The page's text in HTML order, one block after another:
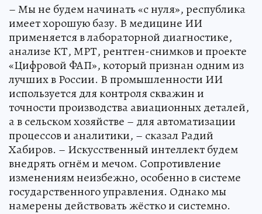
– Мы не будем начинать «с нуля», республика
имеет хорошую базу. В медицине ИИ
применяется в лабораторной диагностике,
анализе КТ, МРТ, рентген-снимков и проекте
«Цифровой ФАП», который признан одним из
лучших в России. В промышленности ИИ
используется для контроля скважин и
точности производства авиационных деталей,
а в сельском хозяйстве – для автоматизации
процессов и аналитики, – сказал Радий
Хабиров. – Искусственный интеллект будем
внедрять огнём и мечом. Сопротивление
изменениям неизбежно, особенно в системе
государственного управления. Однако мы
намерены действовать жёстко и системно.